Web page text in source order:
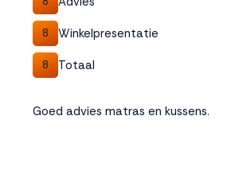
8 Winkelpresentatie
8 Totaal
Goed advies matras en kussens.